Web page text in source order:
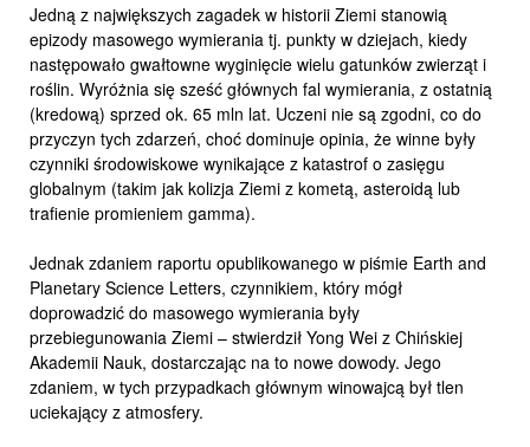
Jedną z największych zagadek w historii Ziemi stanowią
epizody masowego wymierania tj. punkty w dziejach, kiedy
następowało gwałtowne wyginięcie wielu gatunków zwierząt i
roślin. Wyróżnia się sześć głównych fal wymierania, z ostatnią
(kredową) sprzed ok. 65 mln lat. Uczeni nie są zgodni, co do
przyczyn tych zdarzeń, choć dominuje opinia, że winne były
czynniki środowiskowe wynikające z katastrof o zasięgu
globalnym (takim jak kolizja Ziemi z kometą, asteroidą lub
trafienie promieniem gamma).
Jednak zdaniem raportu opublikowanego w piśmie Earth and
Planetary Science Letters, czynnikiem, który mógł
doprowadzić do masowego wymierania były
przebiegunowania Ziemi – stwierdził Yong Wei z Chińskiej
Akademii Nauk, dostarczając na to nowe dowody. Jego
zdaniem, w tych przypadkach głównym winowajcą był tlen
uciekający z atmosfery.